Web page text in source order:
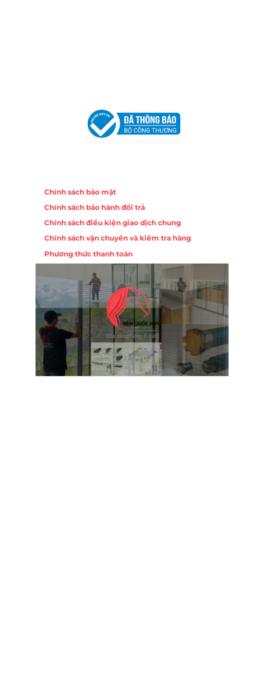
Chính sách bảo mật
Chính sách bảo hành đổi trả
Chính sách điều kiện giao dịch chung
Chính sách vận chuyển và kiểm tra hàng
Phương thức thanh toán